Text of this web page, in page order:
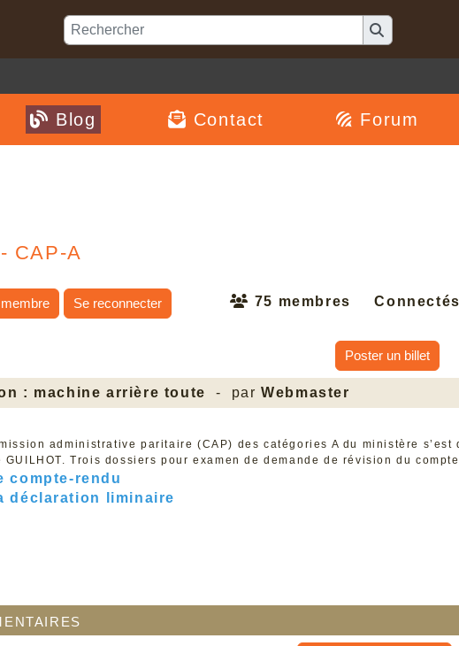
Blog Contact Forum
CAP-A
Se reconnecter 75 membres
Poster un billet
: machine arrière toute - parWebmaster
administrative paritaire (CAP) des catégories A du ministère
GUILHOT. Trois dossiers pour examen de demande de révision du
compte-rendu
déclaration liminaire